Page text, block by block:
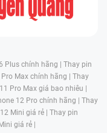
Plus chính hãng | Thay pin
Max chính hãng | Thay
Pro Max giá bao nhiêu |
12 Pro chính hãng | Thay
Mini giá rẻ | Thay pin
giá rẻ |